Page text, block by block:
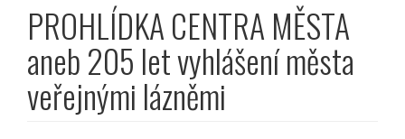
PROHLÍDKA CENTRA MĚSTA
aneb 205 let vyhlášení města
veřejnými lázněmi